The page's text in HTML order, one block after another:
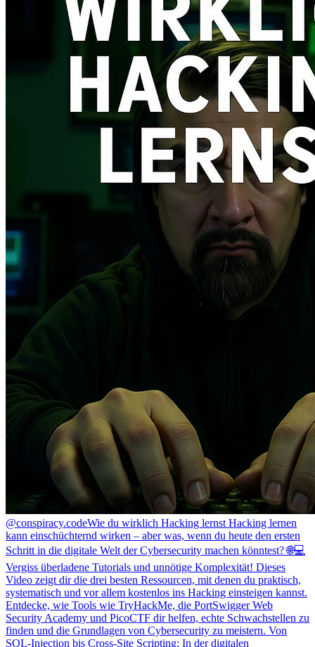
@conspiracy.codeWie du wirklich Hacking lernst Hacking lernen
kann einschüchternd wirken – aber was, wenn du heute den ersten
Schritt in die digitale Welt der Cybersecurity machen könntest? 🌐💻
Vergiss überladene Tutorials und unnötige Komplexität! Dieses
Video zeigt dir die drei besten Ressourcen, mit denen du praktisch,
systematisch und vor allem kostenlos ins Hacking einsteigen kannst.
Entdecke, wie Tools wie TryHackMe, die PortSwigger Web
Security Academy und PicoCTF dir helfen, echte Schwachstellen zu
finden und die Grundlagen von Cybersecurity zu meistern. Von
SQL-Injection bis Cross-Site Scripting: In der digitalen